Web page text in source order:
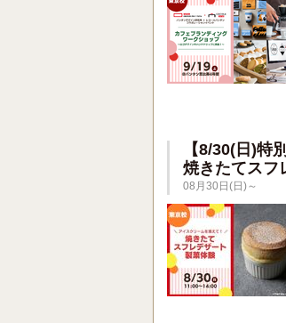
【8/30(日)特
焼きたてスフ
08月30日(日)～